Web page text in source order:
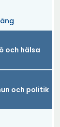
och hälsa
och politik